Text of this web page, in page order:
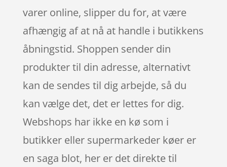
varer online, slipper du for, at være
afhængig af at nå at handle i butikkens
åbningstid. Shoppen sender din
produkter til din adresse, alternativt
kan de sendes til dig arbejde, så du
kan vælge det, det er lettes for dig.
Webshops har ikke en kø som i
butikker eller supermarkeder køer er
en saga blot, her er det direkte til